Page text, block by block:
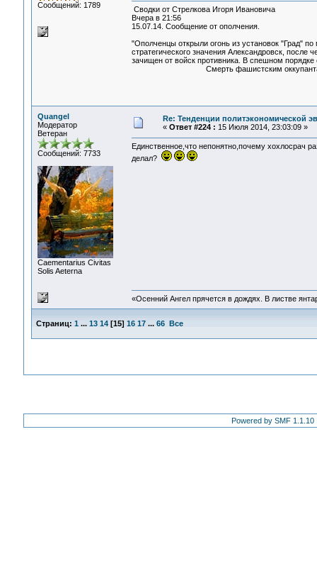
Сообщений: 1789
Сводки от Стрелкова Игоря Ивановича
Вчера в 21:56
15.07.14. Сообщение от ополчения.
"Ополченцы открыли огонь из установок "Град"
стратегического значения Александровск,
зачищен от войск противника. В спешном
Смерть фашистским оккупантам
Quangel
Модератор
Ветеран
Сообщений: 7733
Сaementarius Civitas
Solis Aeterna
Re: Тенденции политэкономической
« Ответ #224 : 15 Июля 2014, 23:03:09 »
Единственное,что непонятно,почему хохлосрач
делал?
«Осенний Ангел прячется в дождях. В листве
Страниц: 1 ... 13 14[15] 16 17 ... 66 Все
Powered by SMF 1.1.10